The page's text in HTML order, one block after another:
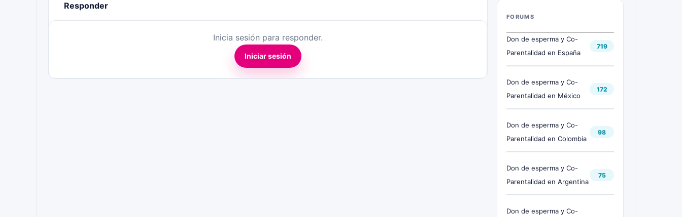
Responder
Inicia sesión para responder.
Iniciar sesión
FORUMS
Don de esperma y Co-
Parentalidad en España
719
Don de esperma y Co-
Parentalidad en México
172
Don de esperma y Co-
Parentalidad en Colombia
98
Don de esperma y Co-
Parentalidad en Argentina
75
Don de esperma y Co-